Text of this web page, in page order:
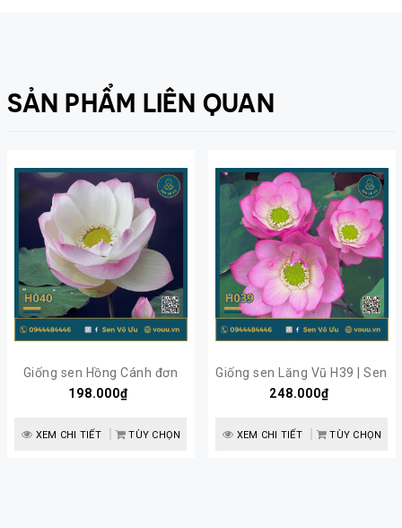
SẢN PHẨM LIÊN QUAN
Giống sen Hồng Cánh đơn
H40 | Sen Vô Ưu
198.000₫
XEM CHI TIẾT TÙY CHỌN
Giống sen Lăng Vũ H39 | Sen
Vô Ưu
248.000₫
XEM CHI TIẾT TÙY CHỌN